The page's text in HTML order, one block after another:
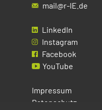
mail@r-IE.de
LinkedIn
Instagram
Facebook
YouTube
Impressum
Datenschutz